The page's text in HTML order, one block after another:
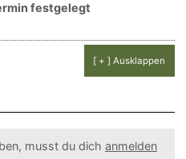
festgelegt
[ + ] Ausklappen
musst du dich anmelden